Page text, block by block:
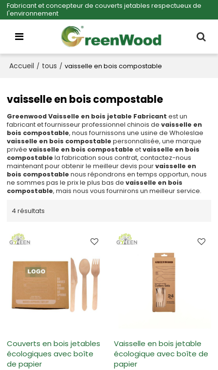
Fabricant et concepteur de couverts jetables respectueux de
l'environnement
Accueil / tous / vaisselle en bois compostable
vaisselle en bois compostable
Greenwood Vaisselle en bois jetable Fabricant est un
fabricant et fournisseur professionnel chinois devaisselle en
bois compostable, nous fournissons une usine de Wholeslae
vaisselle en bois compostable personnalisée, une marque
privéevaisselle en bois compostable etvaisselle en bois
compostable la fabrication sous contrat, contactez-nous
maintenant pour obtenir le meilleur devis pourvaisselle en
bois compostable nous répondrons en temps opportun, nous
ne sommes pas le prix le plus bas devaisselle en bois
compostable, mais nous vous fournirons un meilleur service.
4 résultats
Couverts en bois jetables
écologiques avec boîte
de papier
Vaisselle en bois jetable
écologique avec boîte de
papier